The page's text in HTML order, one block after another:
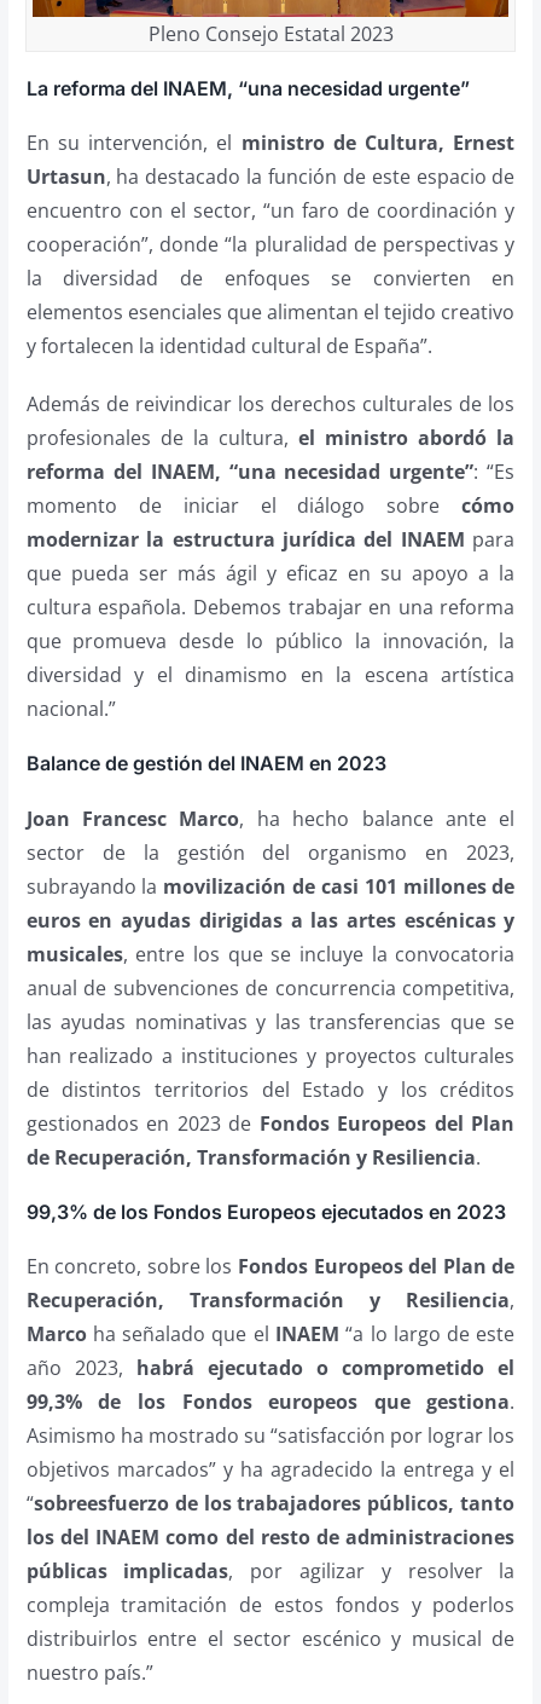
Pleno Consejo Estatal 2023
La reforma del INAEM, “una necesidad urgente”
En su intervención, el ministro de Cultura, Ernest
Urtasun, ha destacado la función de este espacio de
encuentro con el sector, “un faro de coordinación y
cooperación”, donde “la pluralidad de perspectivas y
la diversidad de enfoques se convierten en
elementos esenciales que alimentan el tejido creativo
y fortalecen la identidad cultural de España”.
Además de reivindicar los derechos culturales de los
profesionales de la cultura,el ministro abordó la
reforma del INAEM, “una necesidad urgente”: “Es
momento de iniciar el diálogo sobrecómo
modernizar la estructura jurídica del INAEM para
que pueda ser más ágil y eficaz en su apoyo a la
cultura española. Debemos trabajar en una reforma
que promueva desde lo público la innovación, la
diversidad y el dinamismo en la escena artística
nacional.”
Balance de gestión del INAEM en 2023
Joan Francesc Marco, ha hecho balance ante el
sector de la gestión del organismo en 2023,
subrayando la movilización de casi 101 millones de
euros en ayudas dirigidas a las artes escénicas y
musicales, entre los que se incluye la convocatoria
anual de subvenciones de concurrencia competitiva,
las ayudas nominativas y las transferencias que se
han realizado a instituciones y proyectos culturales
de distintos territorios del Estado y los créditos
gestionados en 2023 de Fondos Europeos del Plan
de Recuperación, Transformación y Resiliencia.
99,3% de los Fondos Europeos ejecutados en 2023
En concreto, sobre los Fondos Europeos del Plan de
Recuperación, Transformación y Resiliencia,
Marcoha señalado que el INAEM “a lo largo de este
año 2023, habrá ejecutado o comprometido el
99,3% de los Fondos europeos que gestiona.
Asimismo ha mostrado su “satisfacción por lograr los
objetivos marcados” y ha agradecido la entrega y el
“sobreesfuerzo de los trabajadores públicos, tanto
los del INAEM como del resto de administraciones
públicas implicadas, por agilizar y resolver la
compleja tramitación de estos fondos y poderlos
distribuirlos entre el sector escénico y musical de
nuestro país.”